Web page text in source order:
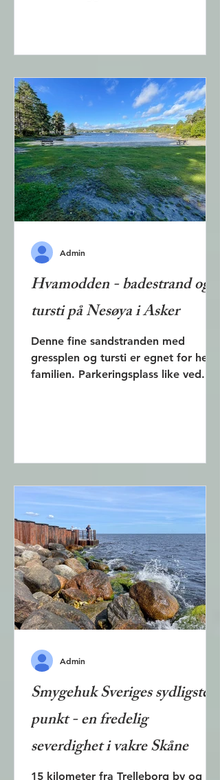
Hvamodden - badestrand og
tursti på Nesøya i Asker
Denne fine sandstranden med
gressplen og tursti er egnet for hele
familien. Parkeringsplass like ved.
Admin
Smygehuk Sveriges sydligste
punkt - en fredelig
severdighet i vakre Skåne
15 kilometer fra Trelleborg by og
Admin